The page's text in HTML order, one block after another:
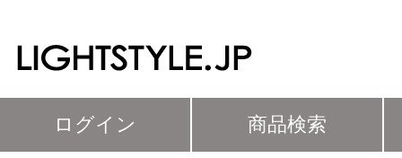
ログイン 商品検索